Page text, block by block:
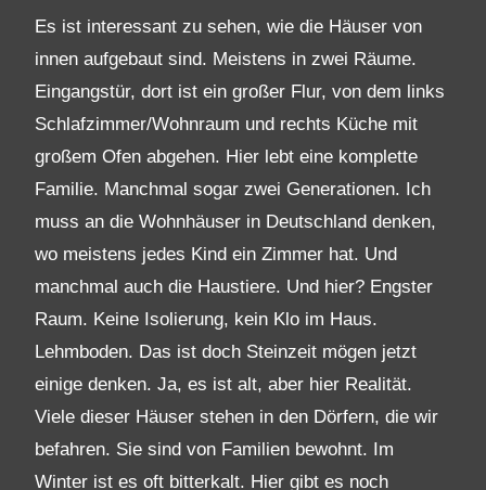
Es ist interessant zu sehen, wie die Häuser von
innen aufgebaut sind. Meistens in zwei Räume.
Eingangstür, dort ist ein großer Flur, von dem links
Schlafzimmer/Wohnraum und rechts Küche mit
großem Ofen abgehen. Hier lebt eine komplette
Familie. Manchmal sogar zwei Generationen. Ich
muss an die Wohnhäuser in Deutschland denken,
wo meistens jedes Kind ein Zimmer hat. Und
manchmal auch die Haustiere. Und hier? Engster
Raum. Keine Isolierung, kein Klo im Haus.
Lehmboden. Das ist doch Steinzeit mögen jetzt
einige denken. Ja, es ist alt, aber hier Realität.
Viele dieser Häuser stehen in den Dörfern, die wir
befahren. Sie sind von Familien bewohnt. Im
Winter ist es oft bitterkalt. Hier gibt es noch